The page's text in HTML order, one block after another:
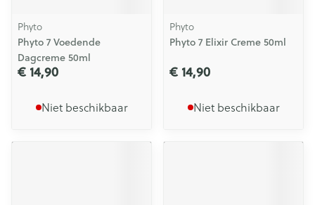
Phyto
Phyto 7 Voedende
Dagcreme 50ml
€ 14,90
Niet beschikbaar
Phyto
Phyto 7 Elixir Creme 50ml
€ 14,90
Niet beschikbaar